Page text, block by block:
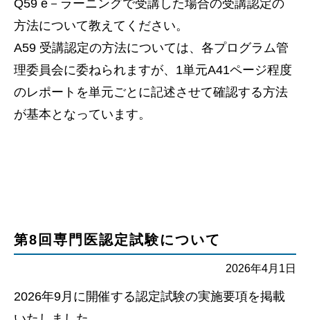
Q59 e－ラーニングで受講した場合の受講認定の
方法について教えてください。
A59 受講認定の方法については、各プログラム管
理委員会に委ねられますが、1単元A41ページ程度
のレポートを単元ごとに記述させて確認する方法
が基本となっています。
第8回専門医認定試験について
2026年4月1日
2026年9月に開催する認定試験の実施要項を掲載